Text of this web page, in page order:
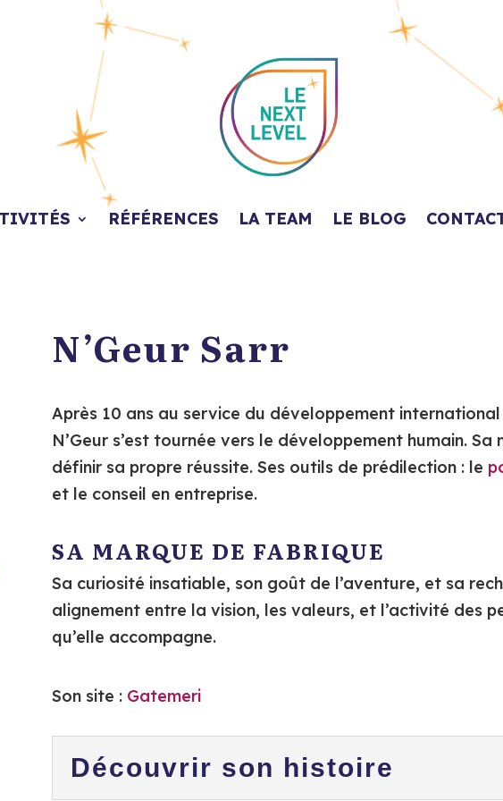
RÉFÉRENCES LA TEAM LE BLOG
N’Geur Sarr
Après 10 ans au service du développement
N’Geur s’est tournée vers le développement humain.
définir sa propre réussite. Ses outils de prédilection : le
et le conseil en entreprise.
SA MARQUE DE FABRIQUE
Sa curiosité insatiable, son goût de l’aventure, et sa
alignement entre la vision, les valeurs, et l’activité des
qu’elle accompagne.
Son site : Gatemeri
Découvrir son histoire